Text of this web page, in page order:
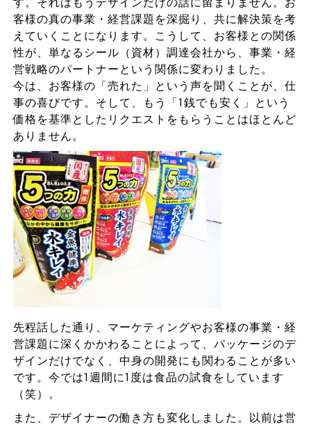
客様の真の事業・経営課題を深掘り、共に解決策を考
えていくことになります。こうして、お客様との関係
性が、単なるシール（資材）調達会社から、事業・経
営戦略のパートナーという関係に変わりました。
今は、お客様の「売れた」という声を聞くことが、仕
事の喜びです。そして、もう「1銭でも安く」という
価格を基準としたリクエストをもらうことはほとんど
ありません。
先程話した通り、マーケティングやお客様の事業・経
営課題に深くかかわることによって、パッケージのデ
ザインだけでなく、中身の開発にも関わることが多い
です。今では1週間に1度は食品の試食をしています
（笑）。
また、デザイナーの働き方も変化しました。以前は営